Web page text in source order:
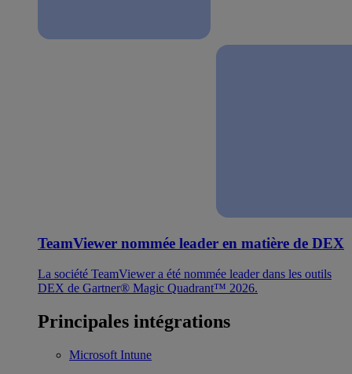
TeamViewer nommée leader en matière de DEX
La société TeamViewer a été nommée leader dans les outils
DEX de Gartner® Magic Quadrant™ 2026.
Principales intégrations
Microsoft Intune